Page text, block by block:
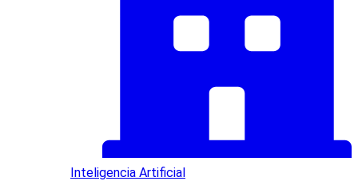
Inteligencia Artificial